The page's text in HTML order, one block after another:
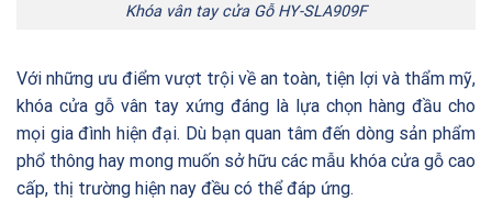
Khóa vân tay cửa Gỗ HY-SLA909F
Với những ưu điểm vượt trội về an toàn, tiện lợi và thẩm mỹ,
khóa cửa gỗ vân tay xứng đáng là lựa chọn hàng đầu cho
mọi gia đình hiện đại. Dù bạn quan tâm đến dòng sản phẩm
phổ thông hay mong muốn sở hữu các mẫu khóa cửa gỗ cao
cấp, thị trường hiện nay đều có thể đáp ứng.